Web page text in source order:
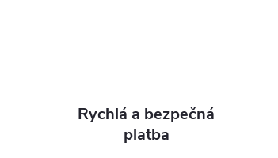
Rychlá a bezpečná
platba